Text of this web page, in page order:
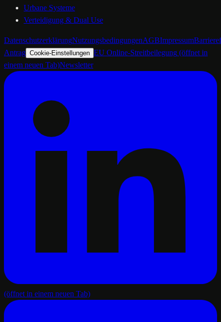
Urbane Systeme
Verteidigung & Dual Use
DatenschutzerklärungNutzungsbedingungenAGBImpressum
Antrag Cookie-Einstellungen EU Online-Streitbeilegung (öffnet in
einem neuen Tab)Newsletter
(öffnet in einem neuen Tab)